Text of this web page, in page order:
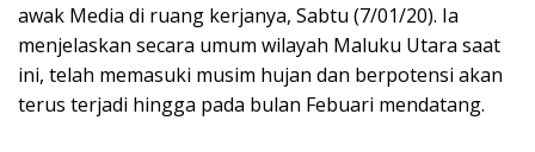
awak Media di ruang kerjanya, Sabtu (7/01/20). Ia
menjelaskan secara umum wilayah Maluku Utara saat
ini, telah memasuki musim hujan dan berpotensi akan
terus terjadi hingga pada bulan Febuari mendatang.